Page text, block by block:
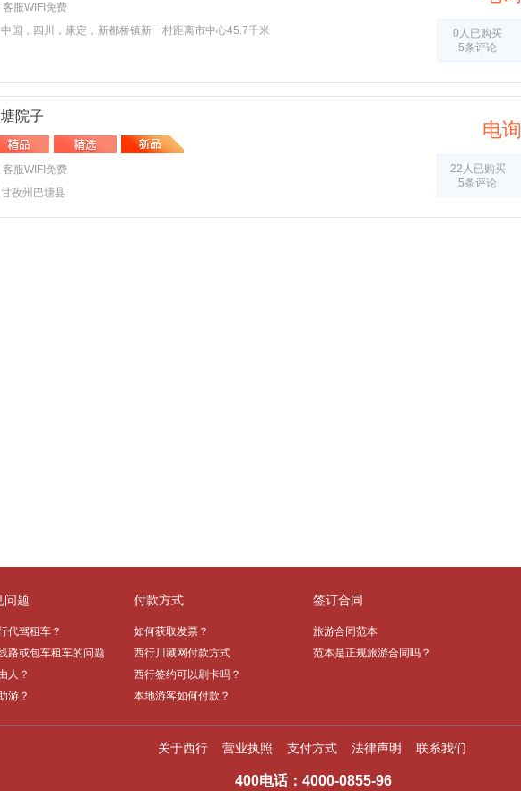
客服WIFI免费
中国，四川，康定，新都桥镇新一村距离市中心45.7千米
0人已购买
5条评论
院子
客服WIFI免费
甘孜州巴塘县
电询
22人已购买
5条评论
问题
代驾租车？
路或包车租车的问题
人？
游？
付款方式
如何获取发票？
西行川藏网付款方式
西行签约可以刷卡吗？
本地游客如何付款？
签订合同
旅游合同范本
范本是正规旅游合同吗？
关于西行 营业执照 支付方式 法律声明 联系我们
400电话： 4000-0855-96